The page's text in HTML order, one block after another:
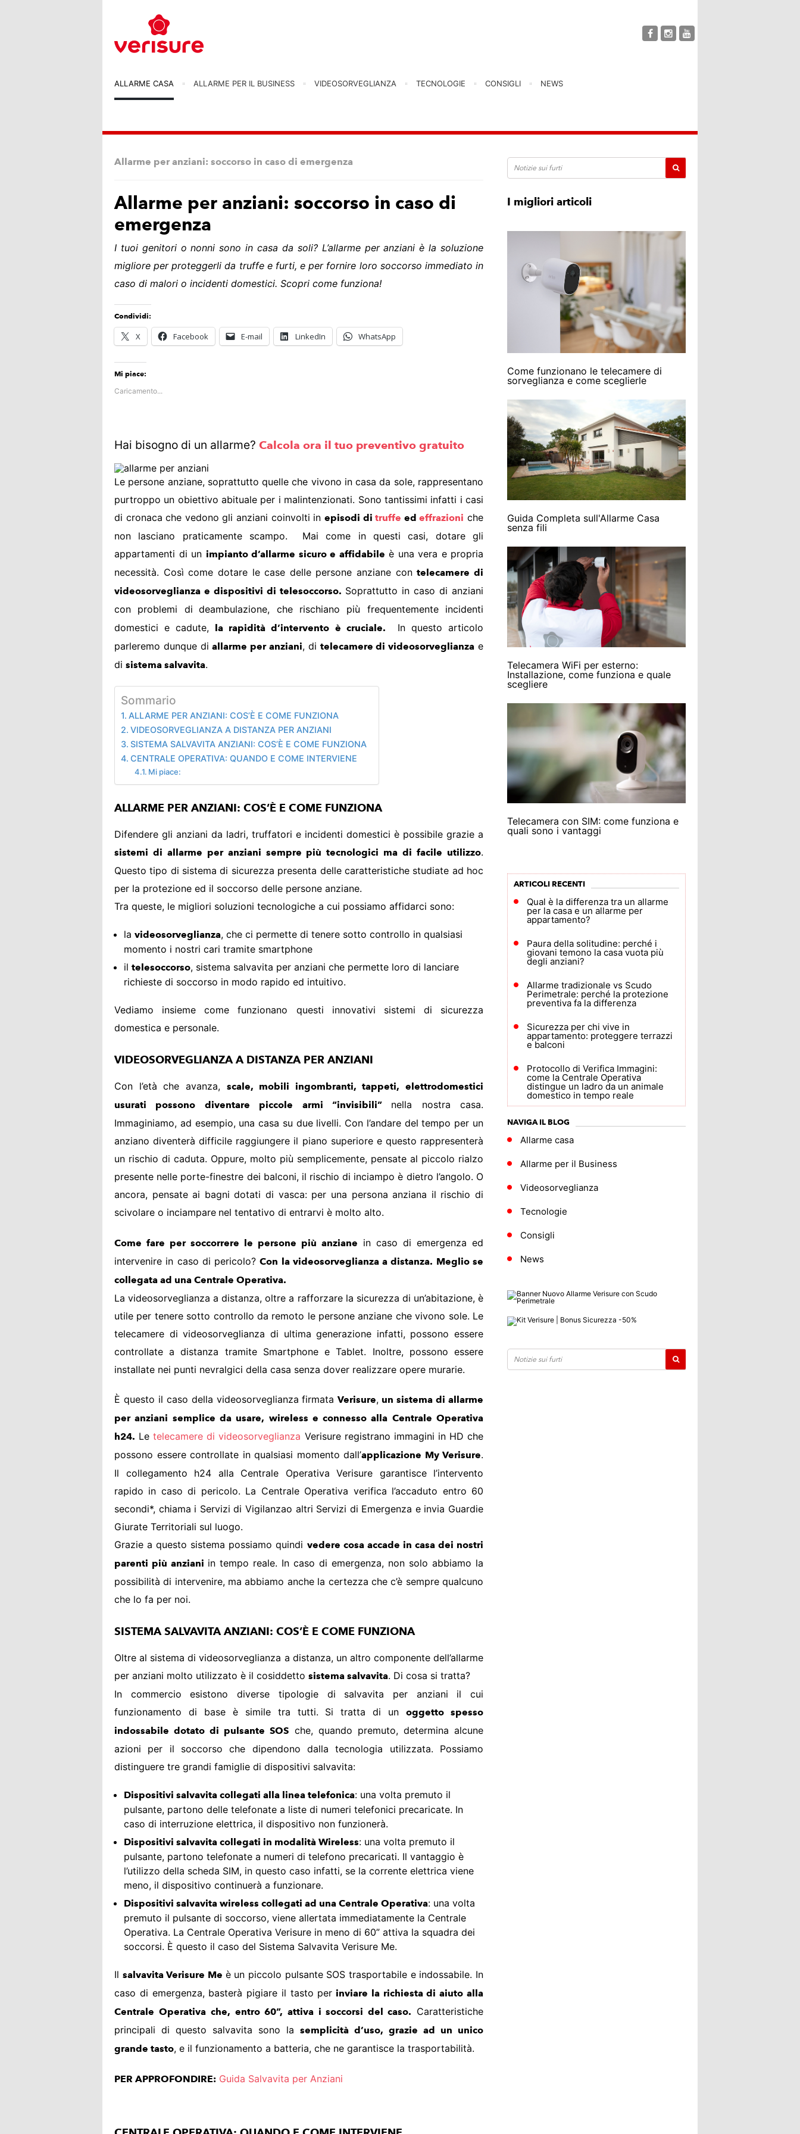
ALLARME CASA ALLARME PER IL BUSINESS VIDEOSORVEGLIANZA TECNOLOGIE CONSIGLI NEWS
Allarme per anziani: soccorso in caso di emergenza
Allarme per anziani: soccorso in caso di
emergenza
I tuoi genitori o nonni sono in casa da soli? L’allarme per anziani è la soluzione
migliore per proteggerli da truffe e furti, e per fornire loro soccorso immediato in
caso di malori o incidenti domestici. Scopri come funziona!
Condividi:
X Facebook E-mail LinkedIn WhatsApp
Mi piace:
Caricamento...
Hai bisogno di un allarme? Calcola ora il tuo preventivo gratuito
Le persone anziane, soprattutto quelle che vivono in casa da sole, rappresentano
purtroppo un obiettivo abituale per i malintenzionati. Sono tantissimi infatti i casi
di cronaca che vedono gli anziani coinvolti in episodi ditruffe edeffrazioni che
non lasciano praticamente scampo. Mai come in questi casi, dotare gli
appartamenti di un impianto d’allarme sicuro e affidabile è una vera e propria
necessità. Così come dotare le case delle persone anziane contelecamere di
videosorveglianza e dispositivi di telesoccorso. Soprattutto in caso di anziani
con problemi di deambulazione, che rischiano più frequentemente incidenti
domestici e cadute, la rapidità d’intervento è cruciale.
In questo articolo
parleremo dunque diallarme per anziani, di telecamere di videosorveglianza e
di sistema salvavita.
Sommario
ALLARME PER ANZIANI: COS’È E COME FUNZIONA
VIDEOSORVEGLIANZA A DISTANZA PER ANZIANI
SISTEMA SALVAVITA ANZIANI: COS’È E COME FUNZIONA
CENTRALE OPERATIVA: QUANDO E COME INTERVIENE
Mi piace:
ALLARME PER ANZIANI: COS’È E COME FUNZIONA
Difendere gli anziani da ladri, truffatori e incidenti domestici è possibile grazie a
sistemi di allarme per anziani sempre più tecnologici ma di facile utilizzo.
Questo tipo di sistema di sicurezza presenta delle caratteristiche studiate ad hoc
per la protezione ed il soccorso delle persone anziane.
Tra queste, le migliori soluzioni tecnologiche a cui possiamo affidarci sono:
la videosorveglianza, che ci permette di tenere sotto controllo in qualsiasi
momento i nostri cari tramite smartphone
il telesoccorso, sistema salvavita per anziani che permette loro di lanciare
richieste di soccorso in modo rapido ed intuitivo.
Vediamo insieme come funzionano questi innovativi sistemi di sicurezza
domestica e personale.
VIDEOSORVEGLIANZA A DISTANZA PER ANZIANI
Con l’età che avanza, scale, mobili ingombranti, tappeti, elettrodomestici
usurati possono diventare piccole armi “invisibili” nella nostra casa.
Immaginiamo, ad esempio, una casa su due livelli. Con l’andare del tempo per un
anziano diventerà difficile raggiungere il piano superiore e questo rappresenterà
un rischio di caduta. Oppure, molto più semplicemente, pensate al piccolo rialzo
presente nelle porte-finestre dei balconi, il rischio di inciampo è dietro l’angolo. O
ancora, pensate ai bagni dotati di vasca: per una persona anziana il rischio di
scivolare o inciampare nel tentativo di entrarvi è molto alto.
Come fare per soccorrere le persone più anziane in caso di emergenza ed
intervenire in caso di pericolo?Con la videosorveglianza a distanza. Meglio se
collegata ad una Centrale Operativa.
La videosorveglianza a distanza, oltre a rafforzare la sicurezza di un’abitazione, è
utile per tenere sotto controllo da remoto le persone anziane che vivono sole. Le
telecamere di videosorveglianza di ultima generazione infatti, possono essere
controllate a distanza tramite Smartphone e Tablet. Inoltre, possono essere
installate nei punti nevralgici della casa senza dover realizzare opere murarie.
È questo il caso della videosorveglianza firmataVerisure, un sistema di allarme
per anziani semplice da usare, wireless e connesso alla Centrale Operativa
h24. Letelecamere di videosorveglianza Verisure registrano immagini in HD che
possono essere controllate in qualsiasi momento dall’applicazione My Verisure.
Il collegamento h24 alla Centrale Operativa Verisure garantisce l’intervento
rapido in caso di pericolo. La Centrale Operativa verifica l’accaduto entro 60
secondi*, chiama i Servizi di Vigilanzao altri Servizi di Emergenza e invia Guardie
Giurate Territoriali sul luogo.
Grazie a questo sistema possiamo quindi vedere cosa accade in casa dei nostri
parenti più anziani in tempo reale. In caso di emergenza, non solo abbiamo la
possibilità di intervenire, ma abbiamo anche la certezza che c’è sempre qualcuno
che lo fa per noi.
SISTEMA SALVAVITA ANZIANI: COS’È E COME FUNZIONA
Oltre al sistema di videosorveglianza a distanza, un altro componente dell’allarme
per anziani molto utilizzato è il cosiddetto sistema salvavita. Di cosa si tratta?
In commercio esistono diverse tipologie di salvavita per anziani il cui
funzionamento di base è simile tra tutti. Si tratta di unoggetto spesso
indossabile dotato di pulsante SOS che, quando premuto, determina alcune
azioni per il soccorso che dipendono dalla tecnologia utilizzata. Possiamo
distinguere tre grandi famiglie di dispositivi salvavita:
Dispositivi salvavita collegati alla linea telefonica: una volta premuto il
pulsante, partono delle telefonate a liste di numeri telefonici precaricate. In
caso di interruzione elettrica, il dispositivo non funzionerà.
Dispositivi salvavita collegati in modalità Wireless: una volta premuto il
pulsante, partono telefonate a numeri di telefono precaricati. Il vantaggio è
l’utilizzo della scheda SIM, in questo caso infatti, se la corrente elettrica viene
meno, il dispositivo continuerà a funzionare.
Dispositivi salvavita wireless collegati ad una Centrale Operativa: una volta
premuto il pulsante di soccorso, viene allertata immediatamente la Centrale
Operativa. La Centrale Operativa Verisure in meno di 60” attiva la squadra dei
soccorsi. È questo il caso del Sistema Salvavita Verisure Me.
Il salvavita Verisure Me è un piccolo pulsante SOS trasportabile e indossabile. In
caso di emergenza, basterà pigiare il tasto per inviare la richiesta di aiuto alla
Centrale Operativa che, entro 60”, attiva i soccorsi del caso. Caratteristiche
principali di questo salvavita sono la semplicità d’uso, grazie ad un unico
grande tasto, e il funzionamento a batteria, che ne garantisce la trasportabilità.
PER APPROFONDIRE: Guida Salvavita per Anziani
I migliori articoli
Come funzionano le telecamere di
sorveglianza e come sceglierle
Guida Completa sull'Allarme Casa
senza fili
Telecamera WiFi per esterno:
Installazione, come funziona e quale
scegliere
Telecamera con SIM: come funziona e
quali sono i vantaggi
ARTICOLI RECENTI
Qual è la differenza tra un allarme
per la casa e un allarme per
appartamento?
Paura della solitudine: perché i
giovani temono la casa vuota più
degli anziani?
Allarme tradizionale vs Scudo
Perimetrale: perché la protezione
preventiva fa la differenza
Sicurezza per chi vive in
appartamento: proteggere terrazzi
e balconi
Protocollo di Verifica Immagini:
come la Centrale Operativa
distingue un ladro da un animale
domestico in tempo reale
NAVIGA IL BLOG
Allarme casa
Allarme per il Business
Videosorveglianza
Tecnologie
Consigli
News